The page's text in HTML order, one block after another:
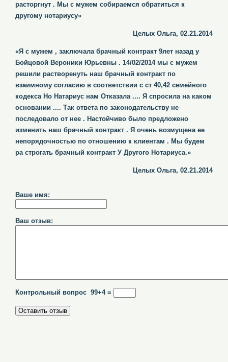
расторгнут . Мы с мужем собираемся обратиться к
другому нотариусу»
Целых Ольга, 02.21.2014
«Я с мужем , заключала брачный контракт 9лет назад у
Бойцовой Вероники Юрьевны . 14/02/2014 мы с мужем
решили растворенуть наш брачный контракт по
взаимному согласию в соответствии с ст 40,42 семейного
кодекса Но Натариус нам Отказала .... Я спросила на каком
основании .... Так ответа по законодательству не
последовало от нее . Настойчиво было предложено
изменить наш брачный контракт . Я очень возмущена ее
непорядочностью по отношению к клиентам . Мы будем
ра строгать брачный контракт У Другого Нотариуса.»
Целых Ольга, 02.21.2014
Ваше имя:
Ваш отзыв:
Контрольный вопрос 99+4 =